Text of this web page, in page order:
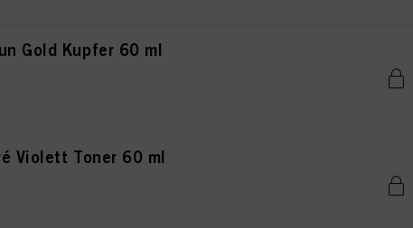
Gold Kupfer 60 ml
Violett Toner 60 ml